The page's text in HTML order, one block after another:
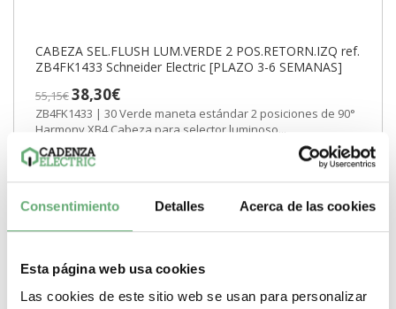
Consentimiento Detalles Acerca de las cookies
Esta página web usa cookies
Las cookies de este sitio web se usan para personalizar
CABEZA SEL.FLUSH LUM.VERDE 2 POS.RETORN.IZQ ref.
ZB4FK1433 Schneider Electric [PLAZO 3-6 SEMANAS]
55,15€38,30€
ZB4FK1433 | 30 Verde maneta estándar 2 posiciones de 90°
Harmony XB4 Cabeza para selector luminoso...
GamaHarmony XB4 Tipo de producto o componenteCabeza
para selector luminoso
Perfil del
operadorVerde maneta estándar Nº posiciones2 posiciones de
Comprar